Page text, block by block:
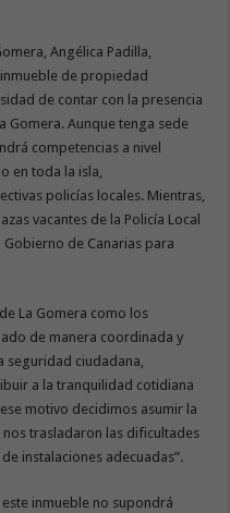
Angélica Padilla,
de propiedad
de contar con la presencia
Gomera. Aunque tenga sede
competencias a nivel
en toda la isla,
policías locales. Mientras,
vacantes de la Policía Local
de Canarias para
La Gomera como los
de manera coordinada y
seguridad ciudadana,
a la tranquilidad cotidiana
motivo decidimos asumir la
trasladaron las dificultades
instalaciones adecuadas”.
inmueble no supondrá